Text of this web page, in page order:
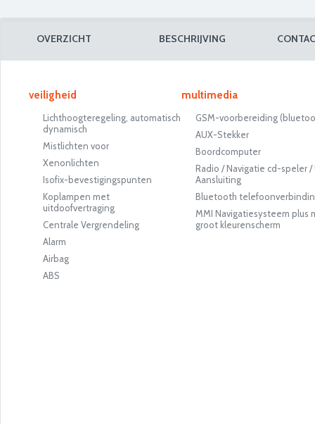
OVERZICHT BESCHRIJVING
veiligheid
Lichthoogteregeling, automatisch
dynamisch
Mistlichten voor
Xenonlichten
Isofix-bevestigingspunten
Koplampen met
uitdoofvertraging
Centrale Vergrendeling
Alarm
Airbag
ABS
multimedia
GSM-voorbereiding
AUX-Stekker
Boordcomputer
Radio / Navigatie cd-speler /
Aansluiting
Bluetooth
MMI Navigatiesysteem plus
groot kleurenscherm